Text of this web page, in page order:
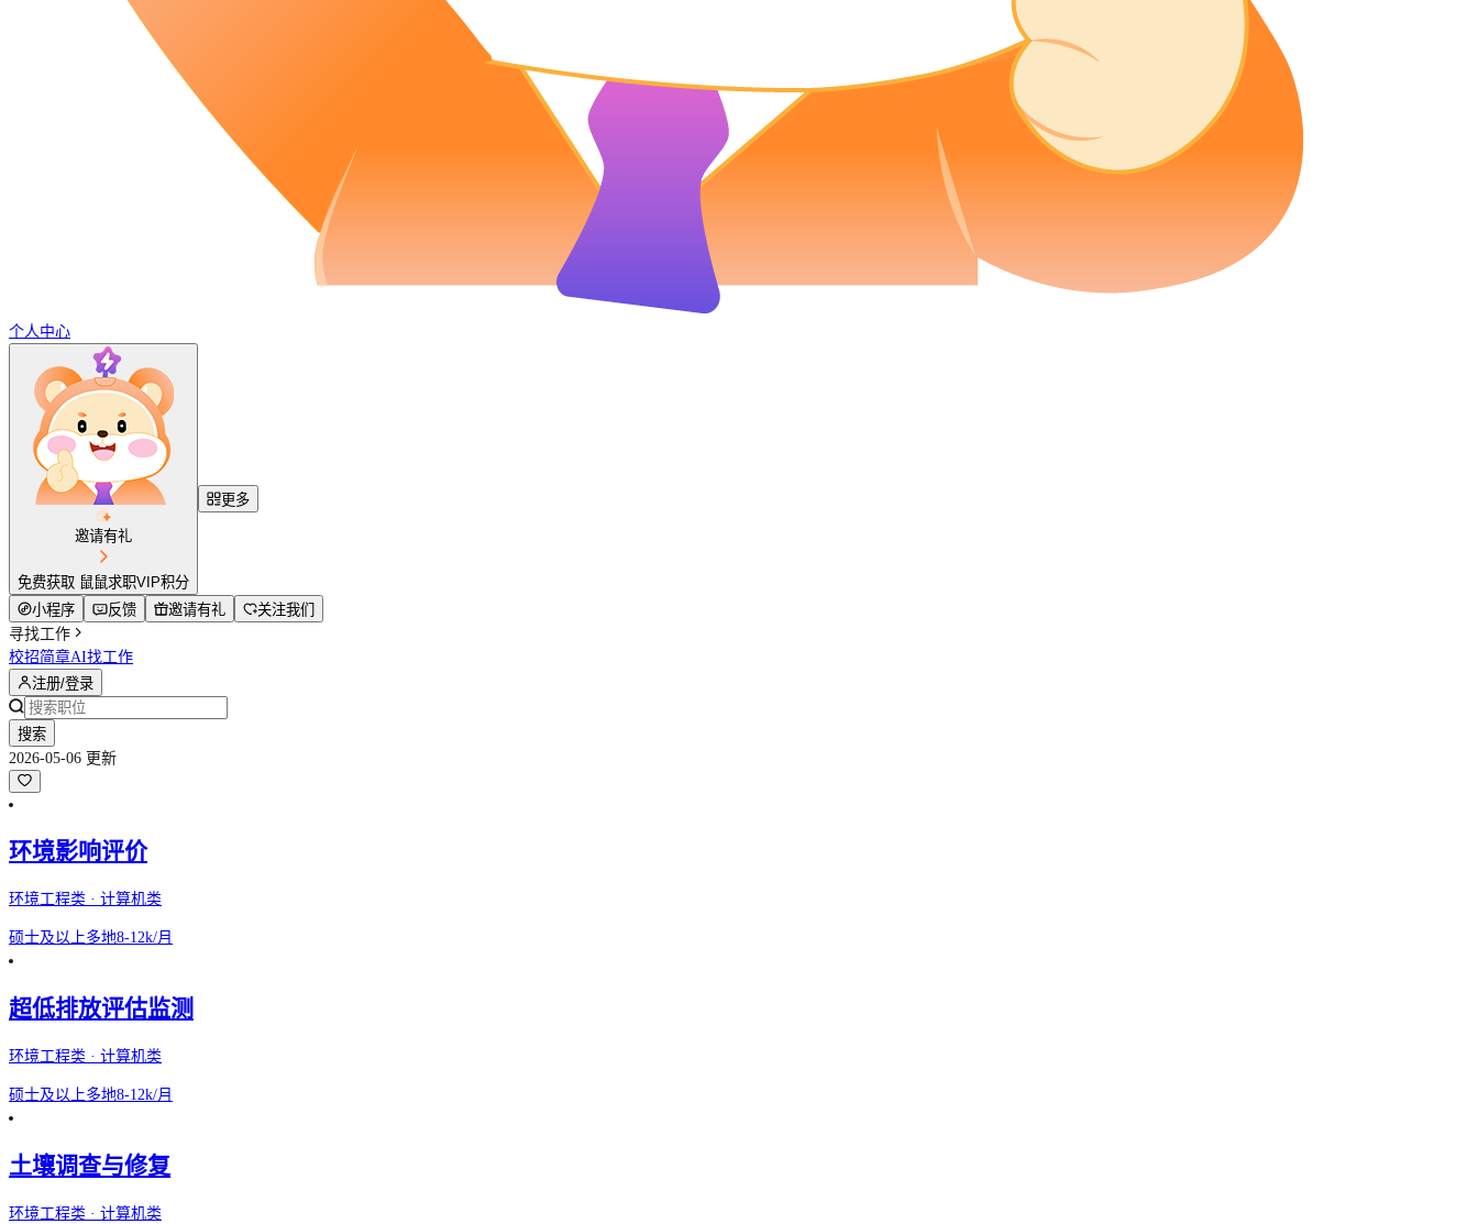
个人中心
邀请有礼
免费获取 鼠鼠求职VIP积分
更多
小程序 反馈 邀请有礼
关注我们
寻找工作
校招简章AI找工作
注册/登录
搜索
2026-05-06 更新
环境影响评价
环境工程类 · 计算机类
硕士及以上多地8-12k/月
超低排放评估监测
环境工程类 · 计算机类
硕士及以上多地8-12k/月
土壤调查与修复
环境工程类 · 计算机类